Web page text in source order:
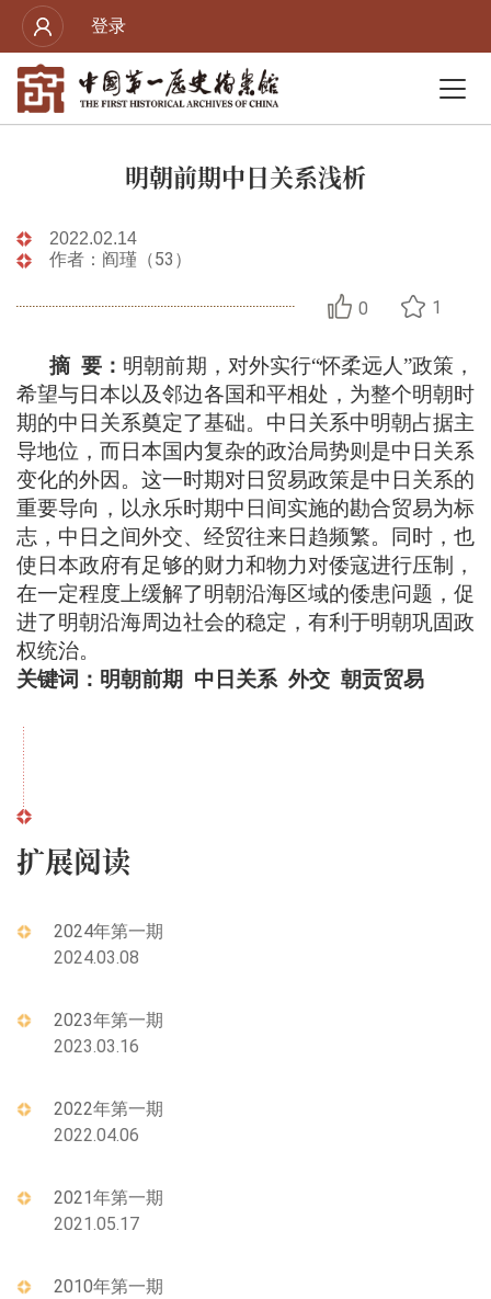
登录
明朝前期中日关系浅析
2022.02.14
作者：阎瑾（53）
0 1
摘 要： 明朝前期，对外实行“怀柔远人”政策，
希望与日本以及邻边各国和平相处，为整个明朝时
期的中日关系奠定了基础。中日关系中明朝占据主
导地位，而日本国内复杂的政治局势则是中日关系
变化的外因。这一时期对日贸易政策是中日关系的
重要导向，以永乐时期中日间实施的勘合贸易为标
志，中日之间外交、经贸往来日趋频繁。同时，也
使日本政府有足够的财力和物力对倭寇进行压制，
在一定程度上缓解了明朝沿海区域的倭患问题，促
进了明朝沿海周边社会的稳定，有利于明朝巩固政
权统治。
关键词：明朝前期
中日关系 外交 朝贡贸易
扩展阅读
2024年第一期
2024.03.08
2023年第一期
2023.03.16
2022年第一期
2022.04.06
2021年第一期
2021.05.17
2010年第一期